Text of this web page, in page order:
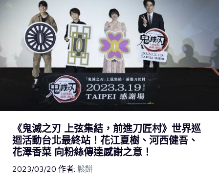
《鬼滅之刃 上弦集結，前進刀匠村》世界巡
迴活動台北最終站！花江夏樹、河西健吾、
花澤香菜 向粉絲傳達感謝之意！
2023/03/20 作者: 鬆餅